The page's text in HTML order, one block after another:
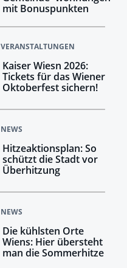
mit Bonuspunkten
VERANSTALTUNGEN
Kaiser Wiesn 2026:
Tickets für das Wiener
Oktoberfest sichern!
NEWS
Hitzeaktionsplan: So
schützt die Stadt vor
Überhitzung
NEWS
Die kühlsten Orte
Wiens: Hier übersteht
man die Sommerhitze